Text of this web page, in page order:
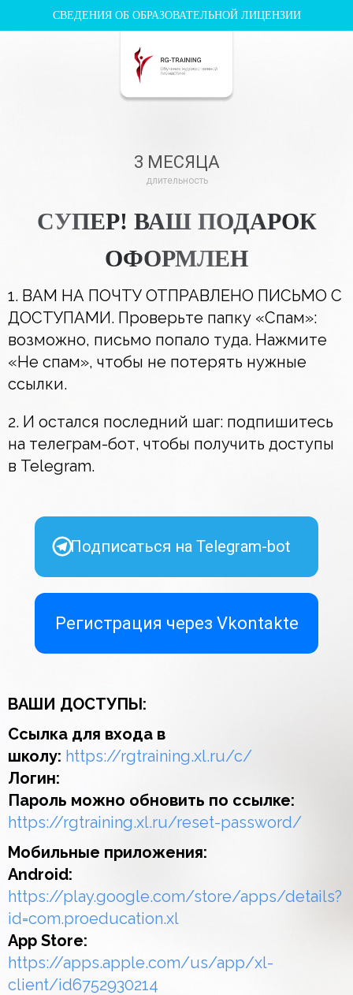
СВЕДЕНИЯ ОБ ОБРАЗОВАТЕЛЬНОЙ ЛИЦЕНЗИИ
3 МЕСЯЦА
длительность
СУПЕР! ВАШ ПОДАРОК
ОФОРМЛЕН
1. ВАМ НА ПОЧТУ ОТПРАВЛЕНО ПИСЬМО С
ДОСТУПАМИ. Проверьте папку «Спам»:
возможно, письмо попало туда. Нажмите
«Не спам», чтобы не потерять нужные
ссылки.
2. И остался последний шаг: подпишитесь
на телеграм-бот, чтобы получить доступы
в Telegram.
Подписаться на Telegram-bot
Регистрация через Vkontakte
ВАШИ ДОСТУПЫ:
Ссылка для входа в
школу: https://rgtraining.xl.ru/c/
Логин:
Пароль можно обновить по ссылке:
https://rgtraining.xl.ru/reset-password/
Мобильные приложения:
Android:
https://play.google.com/store/apps/details?
id=com.proeducation.xl​
App Store:
https://apps.apple.com/us/app/xl-
client/id6752930214